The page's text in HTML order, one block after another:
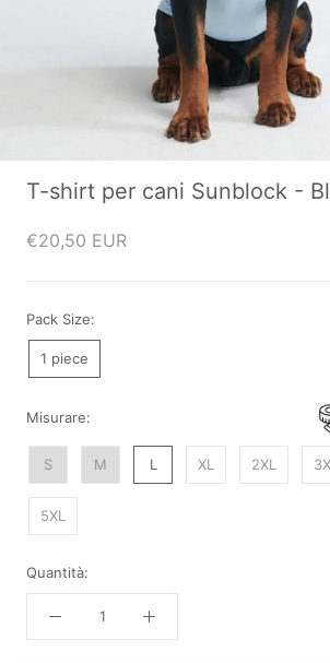
T-shirt per cani Sunblock -
€20,50 EUR
Pack Size:
1 piece
Misurare:
S M L XL 2XL
5XL
Quantità: